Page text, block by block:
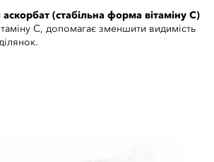
(стабільна форма вітаміну C)
C, допомагає зменшити видимість